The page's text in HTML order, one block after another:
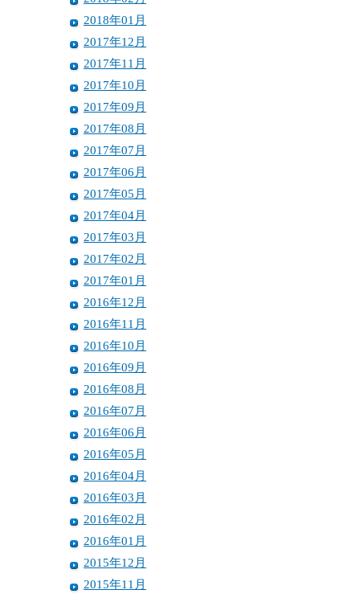
2018年01月
2017年12月
2017年11月
2017年10月
2017年09月
2017年08月
2017年07月
2017年06月
2017年05月
2017年04月
2017年03月
2017年02月
2017年01月
2016年12月
2016年11月
2016年10月
2016年09月
2016年08月
2016年07月
2016年06月
2016年05月
2016年04月
2016年03月
2016年02月
2016年01月
2015年12月
2015年11月